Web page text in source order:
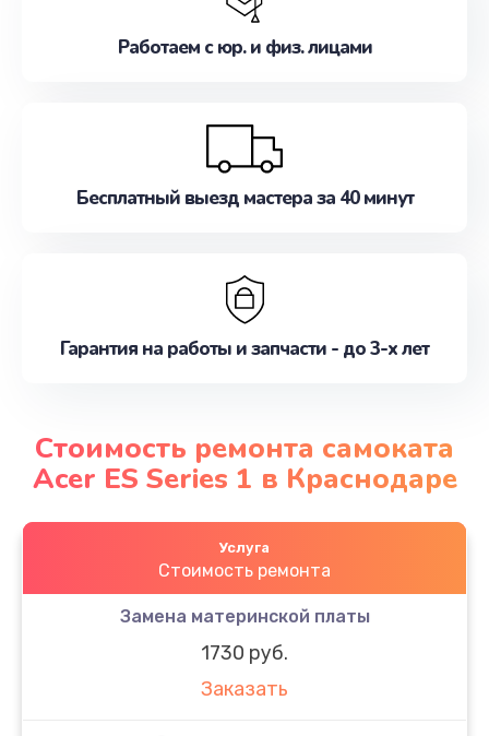
Работаем с юр. и физ. лицами
Бесплатный выезд мастера за 40 минут
Гарантия на работы и запчасти - до 3-х лет
Стоимость ремонта самоката
Acer ES Series 1 в Краснодаре
Услуга
Стоимость ремонта
Замена материнской платы
1730 руб.
Заказать